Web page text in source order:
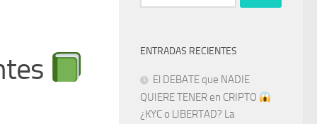
ENTRADAS RECIENTES
El DEBATE que NADIE
QUIERE TENER en CRIPTO
¿KYC o LIBERTAD? La